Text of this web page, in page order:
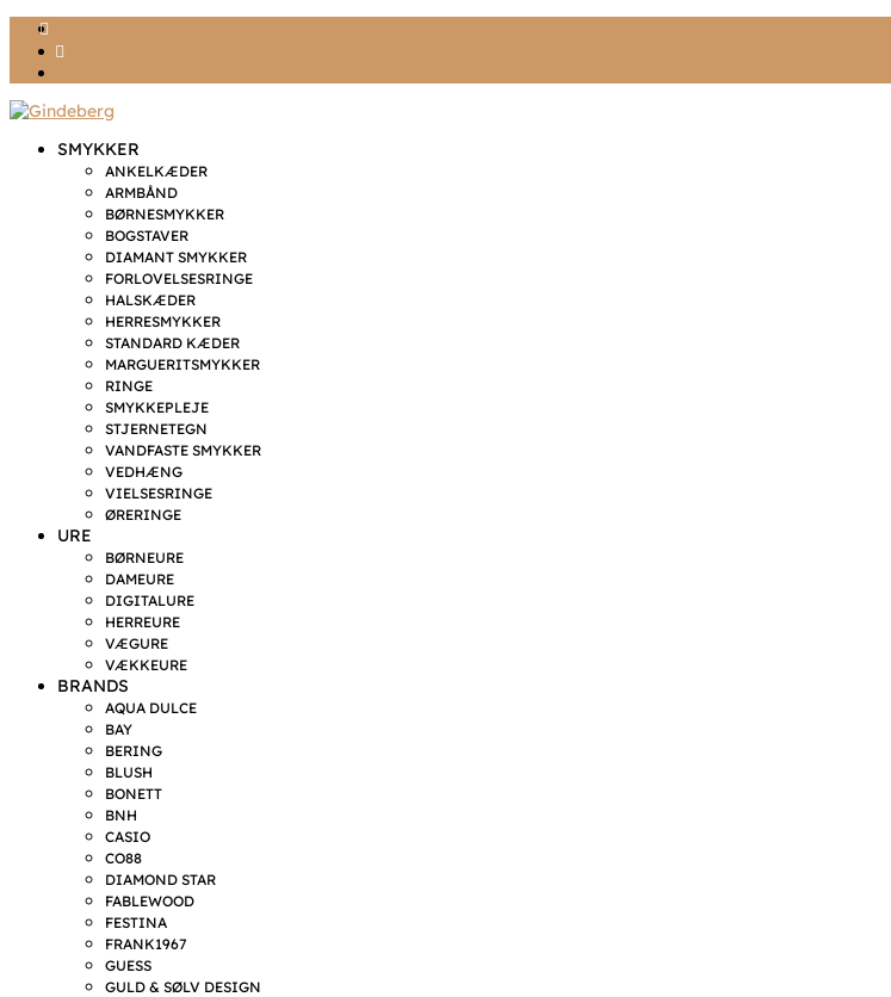
SMYKKER
ANKELKÆDER
ARMBÅND
BØRNESMYKKER
BOGSTAVER
DIAMANT SMYKKER
FORLOVELSESRINGE
HALSKÆDER
HERRESMYKKER
STANDARD KÆDER
MARGUERITSMYKKER
RINGE
SMYKKEPLEJE
STJERNETEGN
VANDFASTE SMYKKER
VEDHÆNG
VIELSESRINGE
ØRERINGE
URE
BØRNEURE
DAMEURE
DIGITALURE
HERREURE
VÆGURE
VÆKKEURE
BRANDS
AQUA DULCE
BAY
BERING
BLUSH
BONETT
BNH
CASIO
CO88
DIAMOND STAR
FABLEWOOD
FESTINA
FRANK1967
GUESS
GULD & SØLV DESIGN